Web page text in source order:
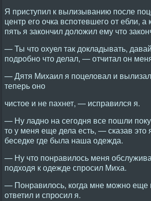
Я приступил к вылизыванию после
центр его очка вспотевшего от ебли, а
пять я закончил доложил ему что
— Ты что охуел так докладывать,
подробно что делал, — отчитал он
— Дятя Михаил я поцеловал и
теперь оно
чистое и не пахнет, — исправился я.
— Ну ладно на сегодня все пошли
то у меня еще дела есть, — сказав это
беседке где была наша одежда.
— Ну что понравилось меня
подходя к одежде спросил Миха.
— Понравилось, когда мне можно
ответил и спросил я.